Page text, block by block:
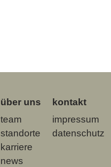
über uns
team
standorte
karriere
news
kontakt
impressum
datenschutz